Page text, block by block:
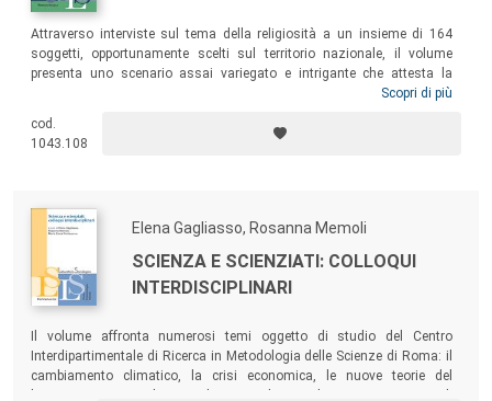
Attraverso interviste sul tema della religiosità a un insieme di 164
soggetti, opportunamente scelti sul territorio nazionale, il volume
presenta uno scenario assai variegato e intrigante che attesta la
persistenza di forme di credenza e ritualità, ma apre anche prospettive
quotidiana e festiva, della felicità e del dolore, della vita e della morte,
della rappresentazione di Dio, della preghiera, dell’istituzione religiosa
Scopri di più
cod.
1043.108
Elena Gagliasso, Rosanna Memoli
SCIENZA E SCIENZIATI: COLLOQUI
INTERDISCIPLINARI
Il volume affronta numerosi temi oggetto di studio del Centro
Interdipartimentale di Ricerca in Metodologia delle Scienze di Roma: il
cambiamento climatico, la crisi economica, le nuove teorie del